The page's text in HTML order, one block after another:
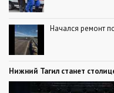
Начался ремонт
Нижний Тагил станет